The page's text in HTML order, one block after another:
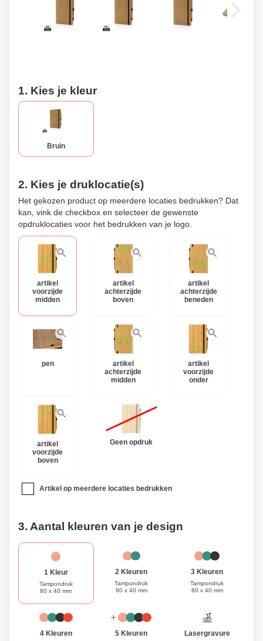
1. Kies je kleur
Bruin
2. Kies je druklocatie(s)
Het gekozen product op meerdere locaties bedrukken? Dat
kan, vink de checkbox en selecteer de gewenste
opdruklocaties voor het bedrukken van je logo.
artikel
voorzijde
midden
artikel
achterzijde
boven
artikel
achterzijde
beneden
pen
artikel
achterzijde
midden
artikel
voorzijde
onder
artikel
voorzijde
boven
Geen opdruk
Artikel op meerdere locaties bedrukken
3. Aantal kleuren van je design
1 Kleur
Tampondruk
80 x 40 mm
2 Kleuren
Tampondruk
80 x 40 mm
3 Kleuren
Tampondruk
80 x 40 mm
4 Kleuren 5 Kleuren Lasergravure